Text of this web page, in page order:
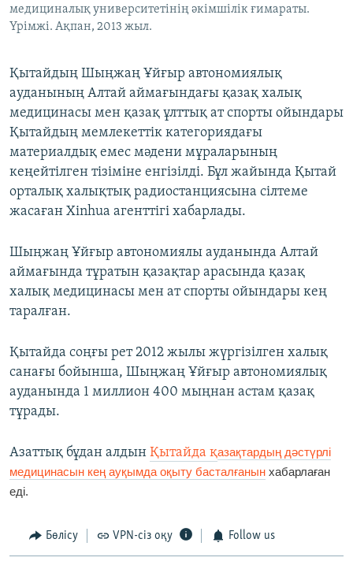
медициналық университетінің әкімшілік ғимараты.
Үрімжі. Ақпан, 2013 жыл.
Қытайдың Шыңжаң Ұйғыр автономиялық
ауданының Алтай аймағындағы қазақ халық
медицинасы мен қазақ ұлттық ат спорты ойындары
Қытайдың мемлекеттік категориядағы
материалдық емес мәдени мұраларының
кеңейтілген тізіміне енгізілді. Бұл жайында Қытай
орталық халықтық радиостанциясына сілтеме
жасаған Xinhua агенттігі хабарлады.
Шыңжаң Ұйғыр автономиялы ауданында Алтай
аймағында тұратын қазақтар арасында қазақ
халық медицинасы мен ат спорты ойындары кең
таралған.
Қытайда соңғы рет 2012 жылы жүргізілген халық
санағы бойынша, Шыңжаң Ұйғыр автономиялық
ауданында 1 миллион 400 мыңнан астам қазақ
тұрады.
Азаттық бұдан алдын Қытайда қазақтардың дәстүрлі
медицинасын кең ауқымда оқыту басталғанын хабарлаған
еді.
Бөлісу VPN-сіз оқу Follow us